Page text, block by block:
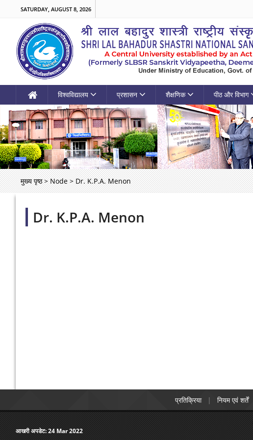
SATURDAY, AUGUST 8, 2026
विश्वविद्यालय प्रशासन शैक्षणिक पीठ और विभाग
मुख्य पृष्ठ > Node > Dr. K.P.A. Menon
Dr. K.P.A. Menon
प्रतिक्रिया नियम एवं शर्तें
आखरी अपडेट:24 Mar 2022